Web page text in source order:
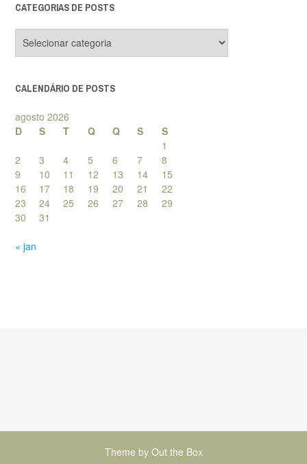
CATEGORIAS DE POSTS
de
CALENDÁRIO DE POSTS
agosto 2026
D
S T Q Q S
S
1
2
3 4 5 6 7
8
9
10 11 12 13 14
15
16
17 18 19 20 21
22
23
24 25 26 27 28
29
30
31
« jan
Theme by Out the Box